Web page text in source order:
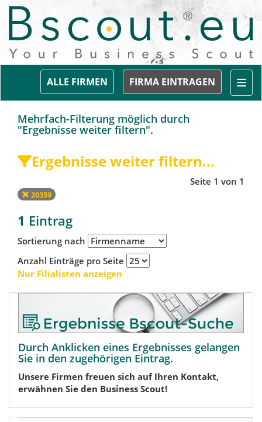
FIRMA EINTRAGEN
ALLE FIRMEN
Mehrfach-Filterung möglich durch
"Ergebnisse weiter filtern".
Ergebnisse weiter filtern...
Seite 1 von 1
20359
1 Eintrag
Sortierung nach
Anzahl Einträge pro Seite
Nur Filialisten anzeigen
Durch Anklicken eines Ergebnisses gelangen
Sie in den zugehörigen Eintrag.
Unsere Firmen freuen sich auf Ihren Kontakt,
erwähnen Sie den Business Scout!